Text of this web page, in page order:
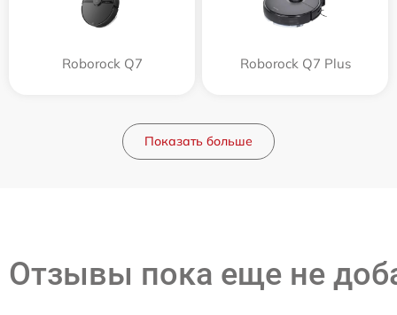
Roborock Q7 Roborock Q7 Plus
Показать больше
Отзывы пока еще не